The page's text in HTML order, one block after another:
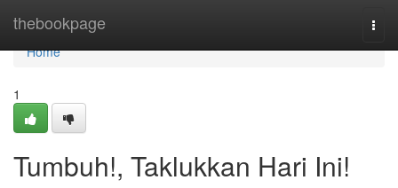
thebookpage
Home
Home
1
Tumbuh!, Taklukkan Hari Ini!